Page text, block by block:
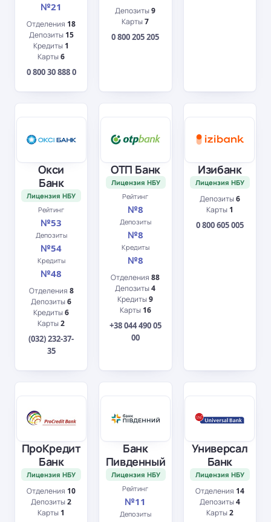
№21
Отделения 18
Депозиты 15
Кредиты 1
Карты6
0 800 30 888 0
Депозиты9
Карты7
0 800 205 205
Окси
Банк
Лицензия НБУ
Рейтинг
№53
Депозиты
№54
Кредиты
№48
Отделения 8
Депозиты6
Кредиты6
Карты2
(032) 232-37-
35
ОТП Банк
Лицензия НБУ
Рейтинг
№8
Депозиты
№8
Кредиты
№8
Отделения88
Депозиты4
Кредиты9
Карты 16
+38 044 490 05
00
Изибанк
Лицензия НБУ
Депозиты6
Карты 1
0 800 605 005
ПроКредит
Банк
Лицензия НБУ
Отделения 10
Депозиты2
Карты 1
Банк
Пивденный
Лицензия НБУ
Рейтинг
№11
Депозиты
Универсал
Банк
Лицензия НБУ
Отделения 14
Депозиты4
Карты2